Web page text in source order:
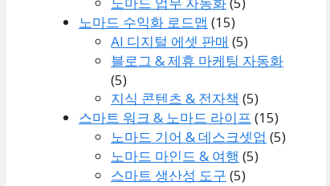
노마드 수익화 로드맵 (15)
AI 디지털 에셋 판매 (5)
블로그 & 제휴 마케팅 자동화
(5)
지식 콘텐츠 & 전자책 (5)
스마트 워크 & 노마드 라이프 (15)
노마드 기어 & 데스크셋업 (5)
노마드 마인드 & 여행 (5)
스마트 생산성 도구 (5)